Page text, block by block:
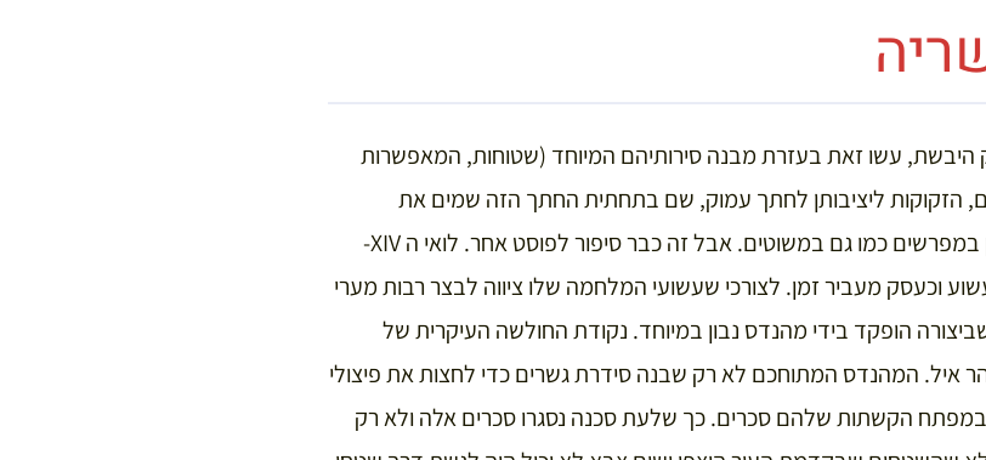
היבשת, עשו זאת בעזרת מבנה סירותיהם המיוחד (שטוחות, המאפשרות
ים, הזקוקות ליציבותן לחתך עמוק, שם בתחתית החתך הזה שמים את
משקולות היציבות) והאפשרות לקדמן במפרשים כמו גם במשוטים. אבל זה כבר סיפור לפוסט אחר. לואי ה XIV-
וכעסק מעביר זמן. לצורכי שעשועי המלחמה שלו ציווה לבצר רבות מערי
הופקד בידי מהנדס נבון במיוחד. נקודת החולשה העיקרית של
איל. המהנדס המתוחכם לא רק שבנה סידרת גשרים כדי לחצות את פיצולי
הקשתות שלהם סכרים. כך שלעת סכנה נסגרו סכרים אלה ולא רק